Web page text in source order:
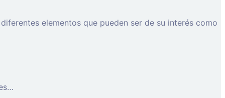
elementos que pueden ser de su interés como